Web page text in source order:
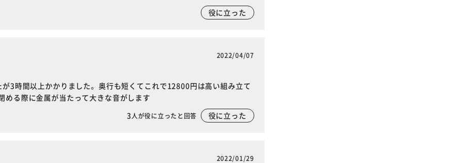
役に立った
2022/04/07
3時間以上かかりました。奥行も短くてこれで12800円は高い組み立て
る際に金属が当たって大きな音がします
3人が役に立ったと回答 役に立った
2022/01/29